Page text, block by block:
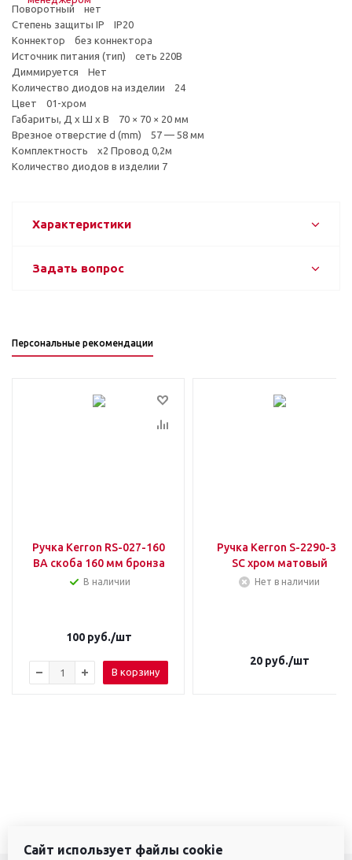
Поворотный нет
Степень защиты IP IP20
Коннектор без коннектора
Источник питания (тип) сеть 220В
Диммируется Нет
Количество диодов на изделии 24
Цвет 01-хром
Габариты, Д х Ш х В 70 × 70 × 20 мм
Врезное отверстие d (mm) 57 — 58 мм
Комплектность x2 Провод 0,2м
Количество диодов в изделии 7
Характеристики
Задать вопрос
Персональные рекомендации
Ручка Kerron RS-027-160
BA скоба 160 мм бронза
В наличии
100руб./шт
В корзину
Ручка Kerron S-2290-32
SC хром матовый
Нет в наличии
20руб./шт
Сайт использует файлы cookie